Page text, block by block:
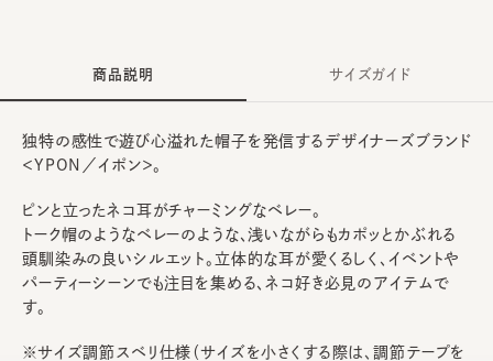
商品説明
独特の感性で遊び心溢れた帽子を発信するデザイナーズブランド
＜YPON／イポン＞。
ピンと立ったネコ耳がチャーミングなベレー。
トーク帽のようなベレーのような、浅いながらもカポッとかぶれる
頭馴染みの良いシルエット。立体的な耳が愛くるしく、イベントや
パーティーシーンでも注目を集める、ネコ好き必見のアイテムで
す。
※サイズ調節スベリ仕様（サイズを小さくする際は、調節テープを
サイズガイド